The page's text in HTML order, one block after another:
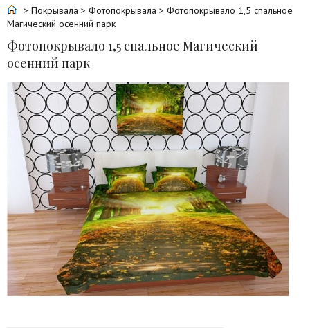
> Покрывала > Фотопокрывала > Фотопокрывало 1,5 спальное
Магический осенний парк
Фотопокрывало 1,5 спальное Магический
осенний парк